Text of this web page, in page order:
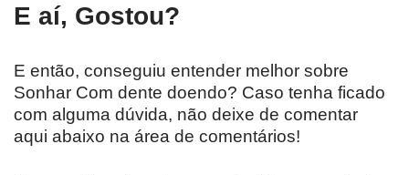
E aí, Gostou?
E então, conseguiu entender melhor sobre
Sonhar Com dente doendo? Caso tenha ficado
com alguma dúvida, não deixe de comentar
aqui abaixo na área de comentários!